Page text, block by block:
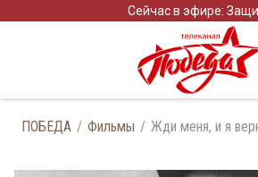
Сейчас в эфире:
ПОБЕДА Фильмы Жди меня, и я